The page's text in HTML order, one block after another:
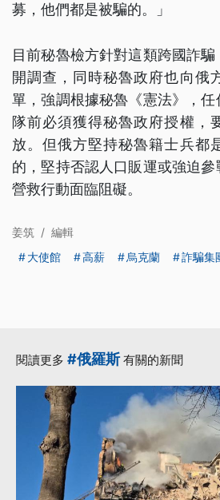
募，他們都是被騙的。」
目前秘魯檢方針對這類跨國詐
開調查，同時秘魯政府也向俄
單，強調根據秘魯《憲法》，
隊前必須獲得秘魯政府授權，
放。但俄方堅持秘魯籍士兵都
的，堅持否認人口販運或強迫
營救行動面臨阻礙。
姜筑 / 編輯
大使館
高薪 烏克蘭 詐騙集
閱讀更多 #俄羅斯有關的新聞